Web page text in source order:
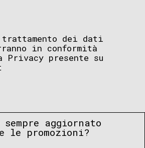
dei dati
in conformità
presente su
aggiornato
le promozioni?